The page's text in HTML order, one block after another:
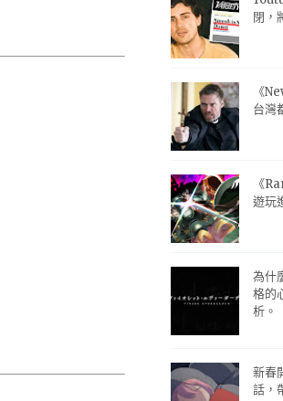
閉，
《
台灣
《
遊玩
為什
格的
析。
新春
話，